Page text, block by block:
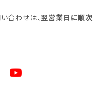
い合わせは、翌営業日に順次